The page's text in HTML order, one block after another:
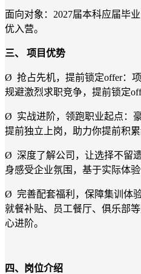
面向对象：2027届本科应届毕
优入营。
三、 项目优势
Ø 抢占先机，提前锁定offer：
规避激烈求职竞争，提前锁定
Ø 实战进阶，领跑职业起点：
提前独立上岗，助力你提前积累
Ø 深度了解公司，让选择不留
身感受企业氛围，基于实际体验
Ø 完善配套福利，保障集训体
就餐补贴、员工餐厅、俱乐部
心进阶。
四、岗位介绍